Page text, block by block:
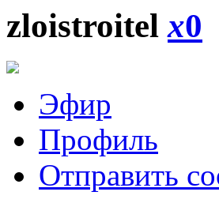
zloistroitelx0
Эфир
Профиль
Отправить